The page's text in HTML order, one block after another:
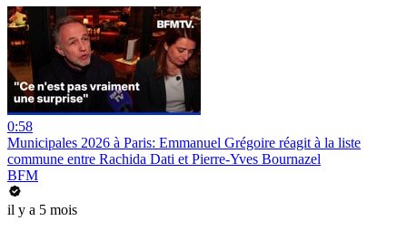
0:58
Municipales 2026 à Paris: Emmanuel Grégoire réagit à la liste
commune entre Rachida Dati et Pierre-Yves Bournazel
BFM
il y a 5 mois